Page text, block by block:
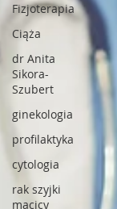
Fizjoterapia
Ciąża
dr Anita
Sikora-
Szubert
ginekologia
profilaktyka
cytologia
rak szyjki
macicy